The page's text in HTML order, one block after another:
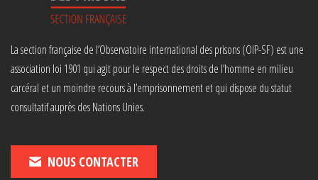
La section française de l’Observatoire international des prisons (OIP-SF) est une
association loi 1901 qui agit pour le respect des droits de l’homme en milieu
carcéral et un moindre recours à l’emprisonnement et qui dispose du statut
consultatif auprès des Nations Unies.
NOUS CONTACTER